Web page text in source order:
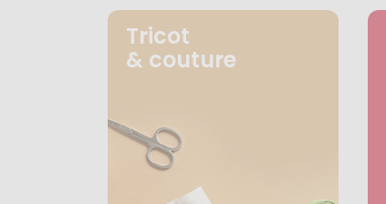
Tricot
& couture